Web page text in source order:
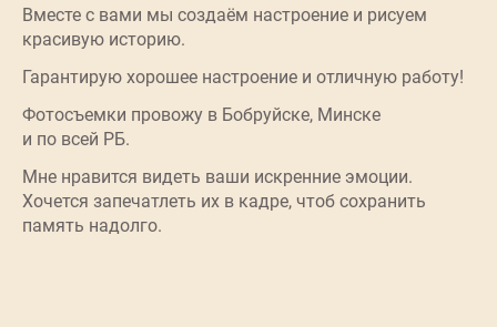
Вместе с вами мы создаём настроение и рисуем
красивую историю.
Гарантирую хорошее настроение и отличную работу!
Фотосъемки провожу в Бобруйске, Минске
и по всей РБ.
Мне нравится видеть ваши искренние эмоции.
Хочется запечатлеть их в кадре, чтоб сохранить
память надолго.